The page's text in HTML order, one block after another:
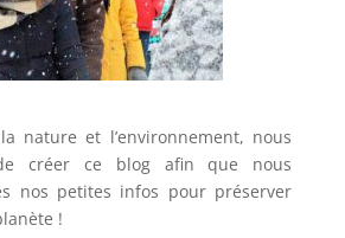
nature et l’environnement, nous
créer ce blog afin que nous
nos petites infos pour préserver
!